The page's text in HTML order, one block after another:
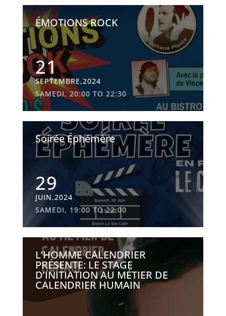
ÉMOTIONS ROCK
21
SEPTEMBRE,2024
SAMEDI, 20:00 TO 22:30
Soirée Éphémère
29
JUIN,2024
SAMEDI, 19:00 TO 22:00
L’HOMME CALENDRIER
PRÉSENTE: LE STAGE
D’INITIATION AU MÉTIER DE
CALENDRIER HUMAIN